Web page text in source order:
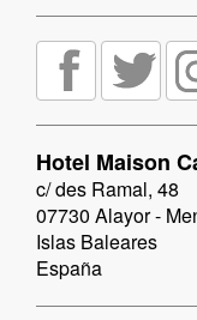
Hotel Maison
c/ des Ramal, 48
07730 Alayor -
Islas Baleares
España